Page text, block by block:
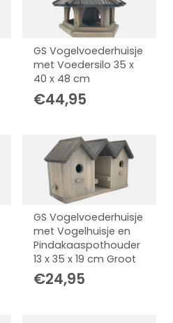
GS Vogelvoederhuisje
met Voedersilo 35 x
40 x 48 cm
€44,95
GS Vogelvoederhuisje
met Vogelhuisje en
Pindakaaspothouder
13 x 35 x 19 cm Groot
€24,95